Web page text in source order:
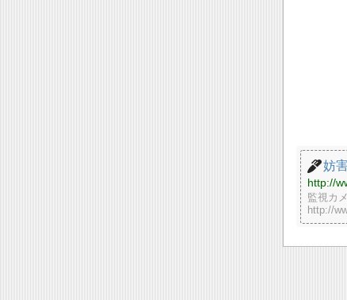
妨
http://
監視カ
http://